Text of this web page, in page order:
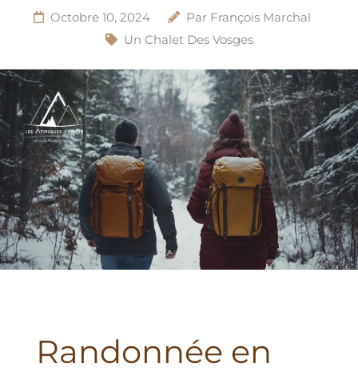
Octobre 10, 2024 Par François Marchal
Un Chalet Des Vosges
Randonnée en